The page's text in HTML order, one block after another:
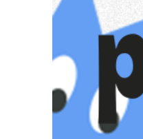
用户协议
免责声明
隐私声明